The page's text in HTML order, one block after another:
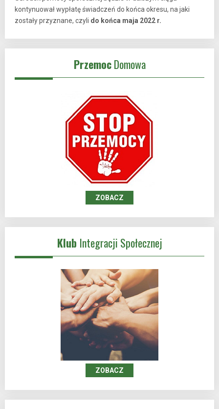
kontynuował wypłatę świadczeń do końca okresu, na jaki
zostały przyznane, czyli do końca maja 2022 r.
PrzemocDomowa
ZOBACZ
Klub Integracji Społecznej
ZOBACZ